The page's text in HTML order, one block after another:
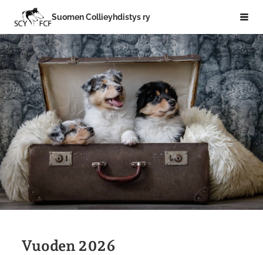
Siirry
sivun
sisältöön
Suomen Collieyhdistys ry
Vuoden 2026